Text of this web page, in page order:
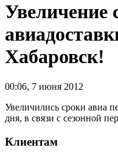
Увеличение
Хабаровск!
00:06, 7 июня 2012
Увеличились сроки авиа
дня, в связи с сезонной
Клиентам